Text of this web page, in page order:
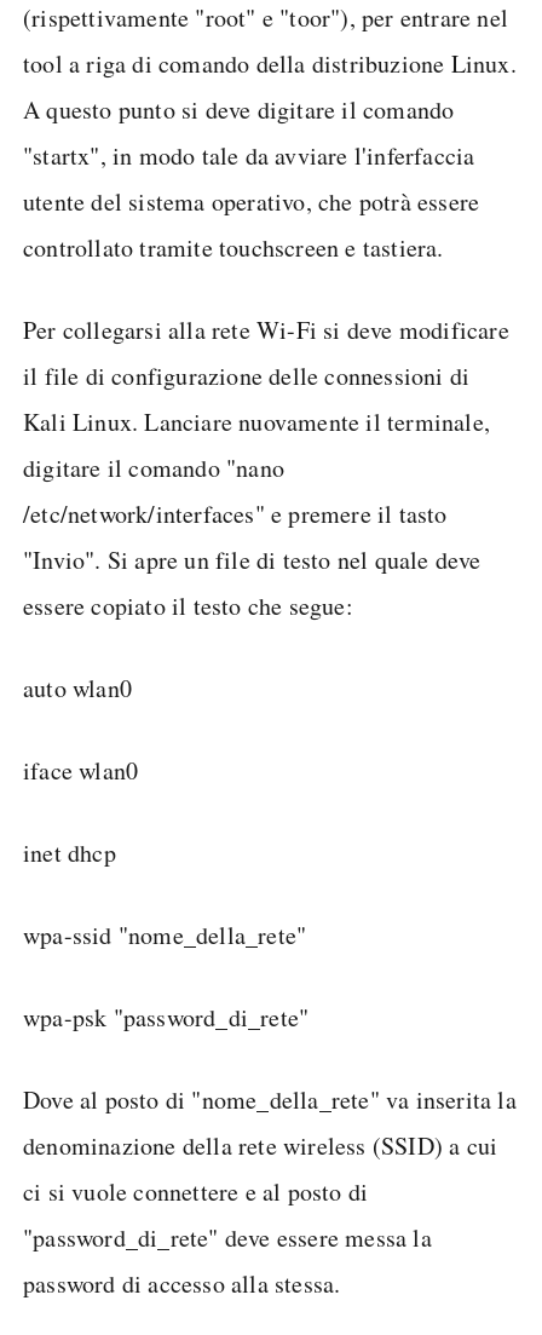
(rispettivamente "root" e "toor"), per entrare nel
tool a riga di comando della distribuzione Linux.
A questo punto si deve digitare il comando
"startx", in modo tale da avviare l'inferfaccia
utente del sistema operativo, che potrà essere
controllato tramite touchscreen e tastiera.
Per collegarsi alla rete Wi-Fi si deve modificare
il file di configurazione delle connessioni di
Kali Linux. Lanciare nuovamente il terminale,
digitare il comando "nano
/etc/network/interfaces" e premere il tasto
"Invio". Si apre un file di testo nel quale deve
essere copiato il testo che segue:
auto wlan0
iface wlan0
inet dhcp
wpa-ssid "nome_della_rete"
wpa-psk "password_di_rete"
Dove al posto di "nome_della_rete" va inserita la
denominazione della rete wireless (SSID) a cui
ci si vuole connettere e al posto di
"password_di_rete" deve essere messa la
password di accesso alla stessa.